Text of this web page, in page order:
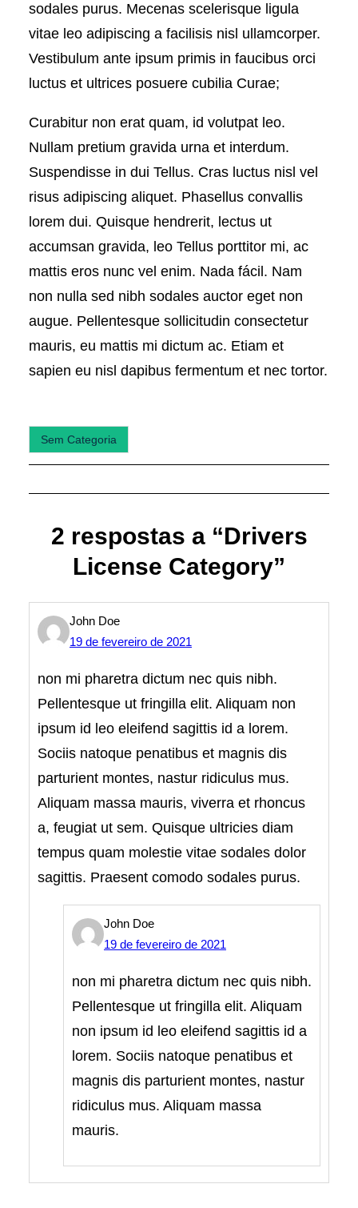
sodales purus. Mecenas scelerisque ligula
vitae leo adipiscing a facilisis nisl ullamcorper.
Vestibulum ante ipsum primis in faucibus orci
luctus et ultrices posuere cubilia Curae;
Curabitur non erat quam, id volutpat leo.
Nullam pretium gravida urna et interdum.
Suspendisse in dui Tellus. Cras luctus nisl vel
risus adipiscing aliquet. Phasellus convallis
lorem dui. Quisque hendrerit, lectus ut
accumsan gravida, leo Tellus porttitor mi, ac
mattis eros nunc vel enim. Nada fácil. Nam
non nulla sed nibh sodales auctor eget non
augue. Pellentesque sollicitudin consectetur
mauris, eu mattis mi dictum ac. Etiam et
sapien eu nisl dapibus fermentum et nec tortor.
Sem Categoria
2 respostas a “Drivers
License Category”
John Doe
19 de fevereiro de 2021
non mi pharetra dictum nec quis nibh.
Pellentesque ut fringilla elit. Aliquam non
ipsum id leo eleifend sagittis id a lorem.
Sociis natoque penatibus et magnis dis
parturient montes, nastur ridiculus mus.
Aliquam massa mauris, viverra et rhoncus
a, feugiat ut sem. Quisque ultricies diam
tempus quam molestie vitae sodales dolor
sagittis. Praesent comodo sodales purus.
John Doe
19 de fevereiro de 2021
non mi pharetra dictum nec quis nibh.
Pellentesque ut fringilla elit. Aliquam
non ipsum id leo eleifend sagittis id a
lorem. Sociis natoque penatibus et
magnis dis parturient montes, nastur
ridiculus mus. Aliquam massa
mauris.